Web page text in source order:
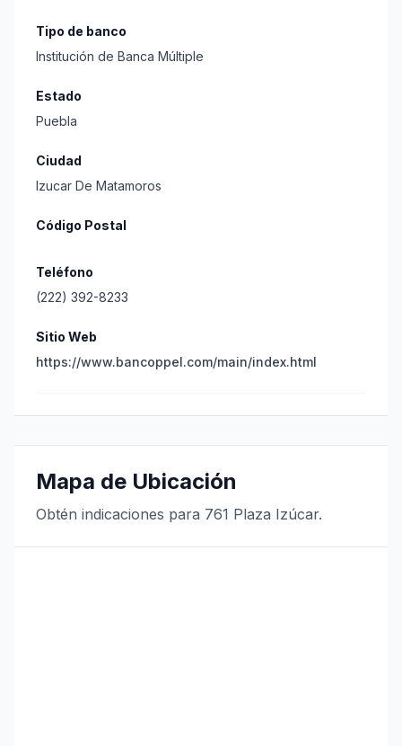
Tipo de banco
Institución de Banca Múltiple
Estado
Puebla
Ciudad
Izucar De Matamoros
Código Postal
Teléfono
(222) 392-8233
Sitio Web
https://www.bancoppel.com/main/index.html
Mapa de Ubicación
Obtén indicaciones para 761 Plaza Izúcar.